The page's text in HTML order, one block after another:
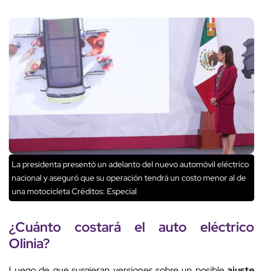
La presidenta presentó un adelanto del nuevo automóvil eléctrico
nacional y aseguró que su operación tendrá un costo menor al de
una motocicletaCréditos: Especial
¿Cuánto costará el auto eléctrico
Olinia?